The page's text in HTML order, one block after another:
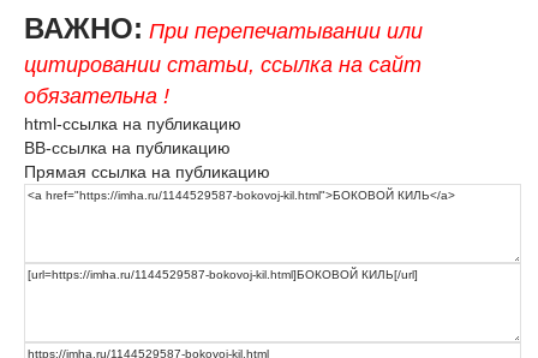
ВАЖНО: При перепечатывании или
цитировании статьи, ссылка на сайт
обязательна !
html-ссылка на публикацию
BB-ссылка на публикацию
Прямая ссылка на публикацию